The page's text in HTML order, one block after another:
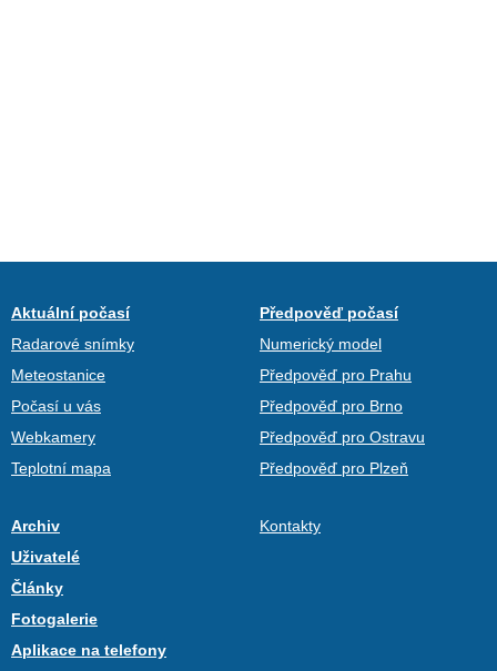
Aktuální počasí
Radarové snímky
Meteostanice
Počasí u vás
Webkamery
Teplotní mapa
Předpověď počasí
Numerický model
Předpověď pro Prahu
Předpověď pro Brno
Předpověď pro Ostravu
Předpověď pro Plzeň
Archiv
Uživatelé
Články
Fotogalerie
Aplikace na telefony
Kontakty